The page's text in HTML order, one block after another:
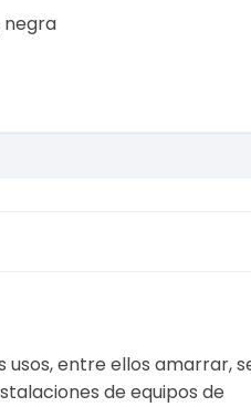
negra
entre ellos amarrar,
de equipos de